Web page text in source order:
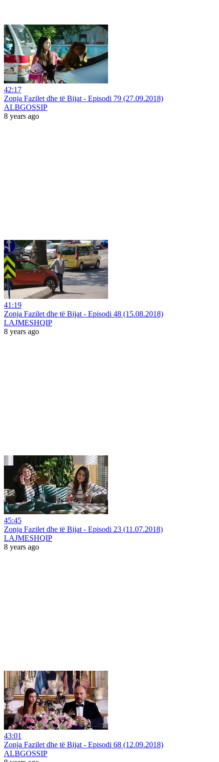
42:17
Zonja Fazilet dhe të Bijat - Episodi 79 (27.09.2018)
ALBGOSSIP
8 years ago
41:19
Zonja Fazilet dhe të Bijat - Episodi 48 (15.08.2018)
LAJMESHQIP
8 years ago
45:45
Zonja Fazilet dhe të Bijat - Episodi 23 (11.07.2018)
LAJMESHQIP
8 years ago
43:01
Zonja Fazilet dhe të Bijat - Episodi 68 (12.09.2018)
ALBGOSSIP